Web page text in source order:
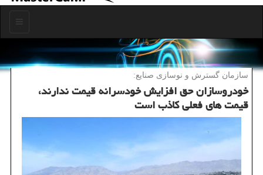
سازمان گسترش و نوسازی صنایع:
خودروسازان حق افزایش خودسرانه قیمت ندارند،
قیمت های فعلی كاذب است